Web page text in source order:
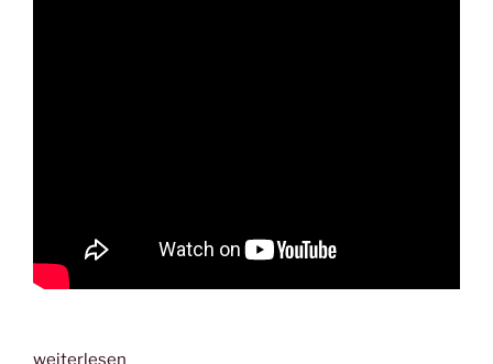
„Musikalischer
weiterlesen